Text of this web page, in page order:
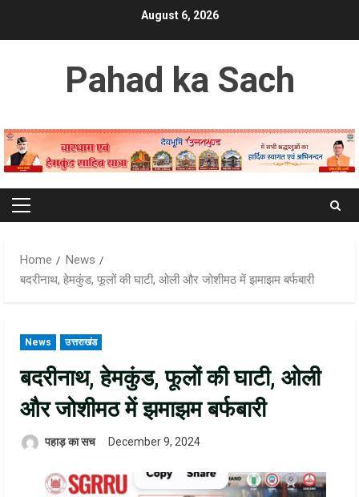
August 6, 2026
Pahad ka Sach
Primary
Home
News
बदरीनाथ, हेमकुंड, फूलों की घाटी, ओली और जोशीमठ में झमाझम बर्फबारी
News उत्तराखंड
बदरीनाथ, हेमकुंड, फूलों की घाटी, ओली
और जोशीमठ में झमाझम बर्फबारी
पहाड़ का सच December 9, 2024